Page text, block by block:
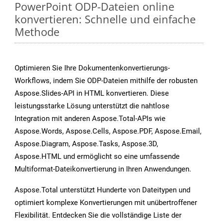
PowerPoint ODP-Dateien online
konvertieren: Schnelle und einfache
Methode
Optimieren Sie Ihre Dokumentenkonvertierungs-
Workflows, indem Sie ODP-Dateien mithilfe der robusten
Aspose.Slides-API in HTML konvertieren. Diese
leistungsstarke Lösung unterstützt die nahtlose
Integration mit anderen Aspose.Total-APIs wie
Aspose.Words, Aspose.Cells, Aspose.PDF, Aspose.Email,
Aspose.Diagram, Aspose.Tasks, Aspose.3D,
Aspose.HTML und ermöglicht so eine umfassende
Multiformat-Dateikonvertierung in Ihren Anwendungen.
Aspose.Total unterstützt Hunderte von Dateitypen und
optimiert komplexe Konvertierungen mit unübertroffener
Flexibilität. Entdecken Sie die vollständige Liste der